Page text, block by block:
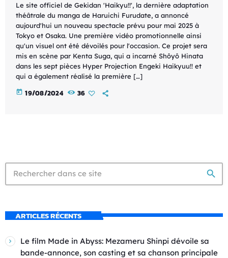
Le site officiel de Gekidan 'Haikyu!!', la dernière adaptation
théâtrale du manga de Haruichi Furudate, a annoncé
aujourd'hui un nouveau spectacle prévu pour mai 2025 à
Tokyo et Osaka. Une première vidéo promotionnelle ainsi
qu'un visuel ont été dévoilés pour l'occasion. Ce projet sera
mis en scène par Kenta Suga, qui a incarné Shôyô Hinata
dans les sept pièces Hyper Projection Engeki Haikyuu!! et
qui a également réalisé la première […]
today 19/08/2024 36
search
ARTICLES RÉCENTS
Le film Made in Abyss: Mezameru Shinpi dévoile sa
bande-annonce, son casting et sa chanson principale